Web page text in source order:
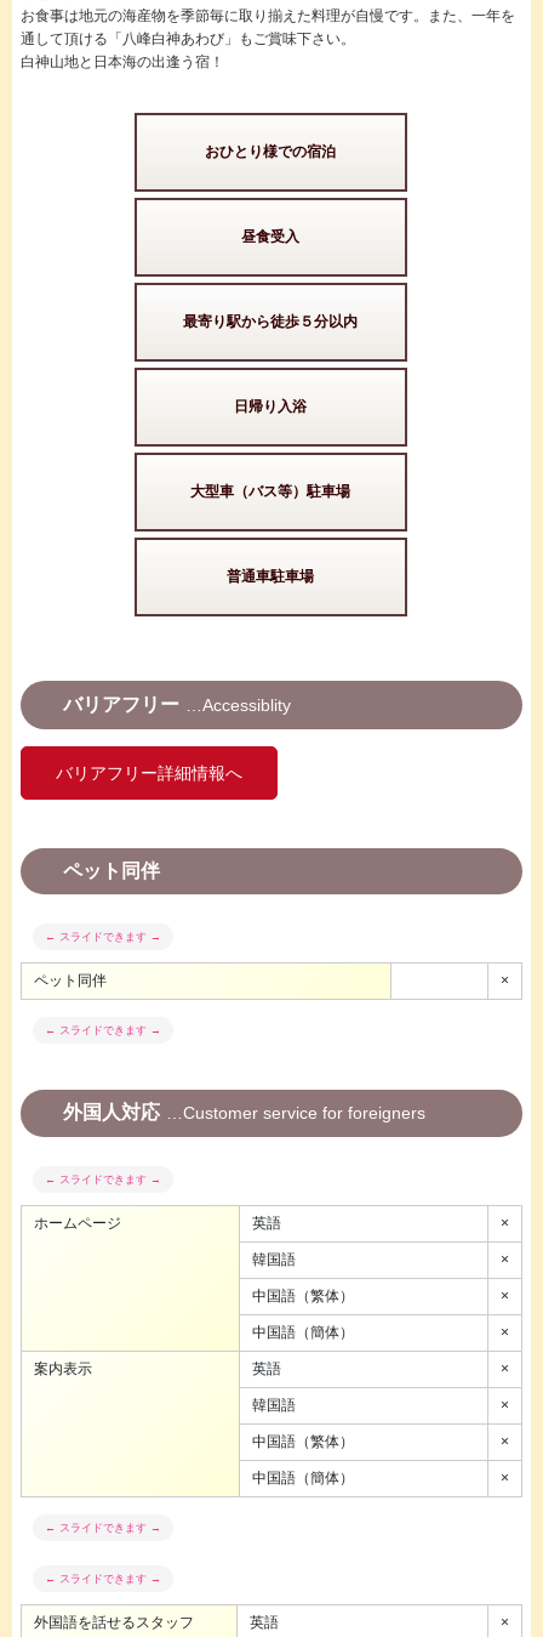
お食事は地元の海産物を季節毎に取り揃えた料理が自慢です。また、一年を
通して頂ける「八峰白神あわび」もご賞味下さい。
白神山地と日本海の出逢う宿！
おひとり様での宿泊
昼食受入
最寄り駅から徒歩５分以内
日帰り入浴
大型車（バス等）駐車場
普通車駐車場
バリアフリー Accessiblity
バリアフリー詳細情報へ
ペット同伴
ペット同伴 ×
外国人対応 Customer service for foreigners
ホームページ 英語 ×
韓国語 ×
中国語（繁体） ×
中国語（簡体） ×
案内表示 英語 ×
韓国語 ×
中国語（繁体） ×
中国語（簡体） ×
外国語を話せるスタッフ 英語 ×